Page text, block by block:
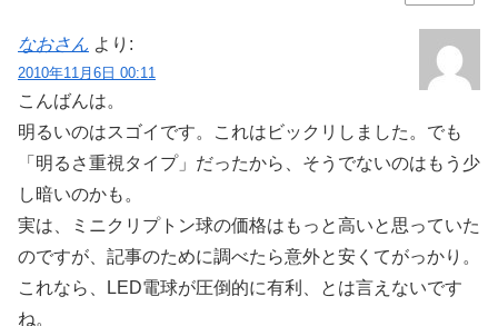
なおさん より:
2010年11月6日 00:11
こんばんは。
明るいのはスゴイです。これはビックリしました。でも
「明るさ重視タイプ」だったから、そうでないのはもう少
し暗いのかも。
実は、ミニクリプトン球の価格はもっと高いと思っていた
のですが、記事のために調べたら意外と安くてがっかり。
これなら、LED電球が圧倒的に有利、とは言えないです
ね。